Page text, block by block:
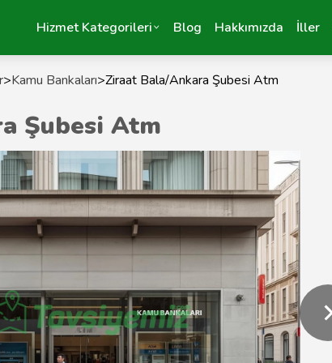
Hizmet Kategorileri Blog Hakkımızda İller
>Kamu Bankaları>Ziraat Bala/Ankara Şubesi Atm
Şubesi Atm